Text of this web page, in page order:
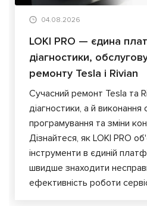
04.08.2026
LOKI PRO — єдина
діагностики,
ремонту Tesla і Rivian
Сучасний ремонт Tesla та
діагностики, а й
програмування та зміни
Дізнайтеся, як LOKI PRO
інструменти в єдиній
швидше знаходити
ефективність роботи